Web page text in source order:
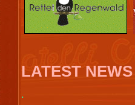
LATEST NEWS
.